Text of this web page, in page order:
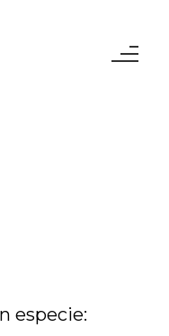
especie: